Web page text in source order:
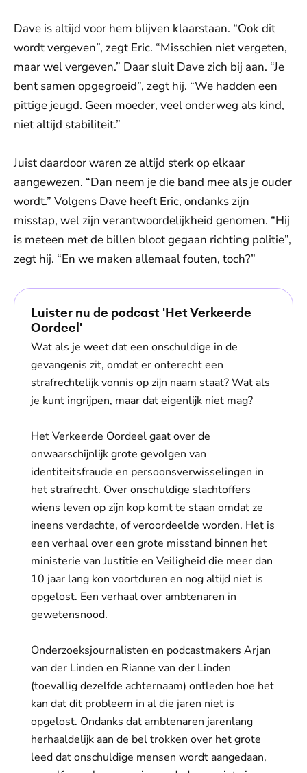
Dave is altijd voor hem blijven klaarstaan. “Ook dit
wordt vergeven”, zegt Eric. “Misschien niet vergeten,
maar wel vergeven.” Daar sluit Dave zich bij aan. “Je
bent samen opgegroeid”, zegt hij. “We hadden een
pittige jeugd. Geen moeder, veel onderweg als kind,
niet altijd stabiliteit.”
Juist daardoor waren ze altijd sterk op elkaar
aangewezen. “Dan neem je die band mee als je ouder
wordt.” Volgens Dave heeft Eric, ondanks zijn
misstap, wel zijn verantwoordelijkheid genomen. “Hij
is meteen met de billen bloot gegaan richting politie”,
zegt hij. “En we maken allemaal fouten, toch?”
Luister nu de podcast 'Het Verkeerde
Oordeel'
Wat als je weet dat een onschuldige in de
gevangenis zit, omdat er onterecht een
strafrechtelijk vonnis op zijn naam staat? Wat als
je kunt ingrijpen, maar dat eigenlijk niet mag?
Het Verkeerde Oordeel gaat over de
onwaarschijnlijk grote gevolgen van
identiteitsfraude en persoonsverwisselingen in
het strafrecht. Over onschuldige slachtoffers
wiens leven op zijn kop komt te staan omdat ze
ineens verdachte, of veroordeelde worden. Het is
een verhaal over een grote misstand binnen het
ministerie van Justitie en Veiligheid die meer dan
10 jaar lang kon voortduren en nog altijd niet is
opgelost. Een verhaal over ambtenaren in
gewetensnood.
Onderzoeksjournalisten en podcastmakers Arjan
van der Linden en Rianne van der Linden
(toevallig dezelfde achternaam) ontleden hoe het
kan dat dit probleem in al die jaren niet is
opgelost. Ondanks dat ambtenaren jarenlang
herhaaldelijk aan de bel trokken over het grote
leed dat onschuldige mensen wordt aangedaan,